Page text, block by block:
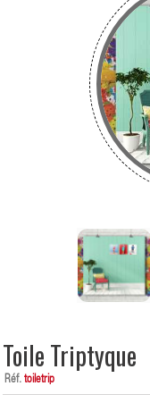
Toile Triptyque
Réf. toiletrip